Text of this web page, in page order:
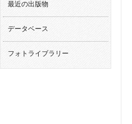
最近の出版物
データベース
フォトライブラリー